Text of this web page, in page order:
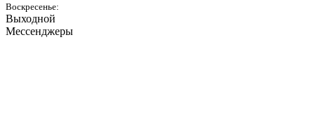
Воскресенье:
Выходной
Мессенджеры